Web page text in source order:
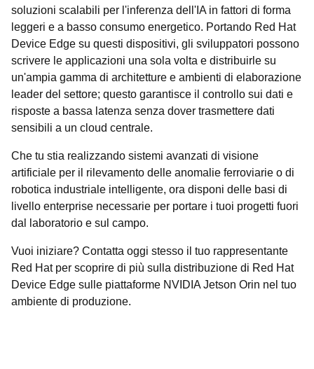
soluzioni scalabili per l'inferenza dell'IA in fattori di forma
leggeri e a basso consumo energetico. Portando Red Hat
Device Edge su questi dispositivi, gli sviluppatori possono
scrivere le applicazioni una sola volta e distribuirle su
un'ampia gamma di architetture e ambienti di elaborazione
leader del settore; questo garantisce il controllo sui dati e
risposte a bassa latenza senza dover trasmettere dati
sensibili a un cloud centrale.
Che tu stia realizzando sistemi avanzati di visione
artificiale per il rilevamento delle anomalie ferroviarie o di
robotica industriale intelligente, ora disponi delle basi di
livello enterprise necessarie per portare i tuoi progetti fuori
dal laboratorio e sul campo.
Vuoi iniziare? Contatta oggi stesso il tuo rappresentante
Red Hat per scoprire di più sulla distribuzione di Red Hat
Device Edge sulle piattaforme NVIDIA Jetson Orin nel tuo
ambiente di produzione.